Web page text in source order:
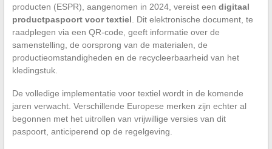
producten (ESPR), aangenomen in 2024, vereist een digitaal
productpaspoort voor textiel. Dit elektronische document, te
raadplegen via een QR-code, geeft informatie over de
samenstelling, de oorsprong van de materialen, de
productieomstandigheden en de recycleerbaarheid van het
kledingstuk.
De volledige implementatie voor textiel wordt in de komende
jaren verwacht. Verschillende Europese merken zijn echter al
begonnen met het uitrollen van vrijwillige versies van dit
paspoort, anticiperend op de regelgeving.